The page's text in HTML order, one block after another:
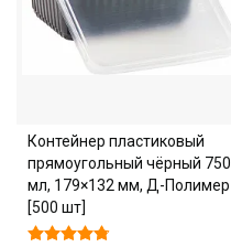
Контейнер пластиковый
прямоугольный чёрный 750
мл, 179×132 мм, Д-Полимер
[500 шт]